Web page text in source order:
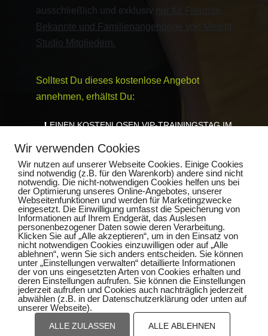
ausschließlich und exklusiv
nur für Freunde,
Bekannte und Familienangehörige von Medifit
Studio Mitgliedern.
Solltest Du dieses kostenlose Angebot
annehmen, erhältst Du:
EINEN KOSTENLOSEN VIP-TRAININGSTAG IM
50€ RABATT AUF DAS STARTPAKET
1X PERSONALTRAINING
1X MEDIZINISCHE KÖRPERANALYSE
AUSFÜHRLICHE GERÄTEEINWEISUNG
HIER KLICKEN & GESCHENK
KOSTENLOS SICHERN
Impressum
Wir verwenden Cookies
Wir nutzen auf unserer Webseite Cookies. Einige Cookies
sind notwendig (z.B. für den Warenkorb) andere sind nicht
notwendig. Die nicht-notwendigen Cookies helfen uns bei
der Optimierung unseres Online-Angebotes, unserer
Webseitenfunktionen und werden für Marketingzwecke
eingesetzt. Die Einwilligung umfasst die Speicherung von
Informationen auf Ihrem Endgerät, das Auslesen
personenbezogener Daten sowie deren Verarbeitung.
Klicken Sie auf „Alle akzeptieren“, um in den Einsatz von
nicht notwendigen Cookies einzuwilligen oder auf „Alle
ablehnen“, wenn Sie sich anders entscheiden. Sie können
unter „Einstellungen verwalten“ detaillierte Informationen
der von uns eingesetzten Arten von Cookies erhalten und
deren Einstellungen aufrufen. Sie können die Einstellungen
jederzeit aufrufen und Cookies auch nachträglich jederzeit
abwählen (z.B. in der Datenschutzerklärung oder unten auf
unserer Webseite).
ALLE ZULASSEN ALLE ABLEHNEN